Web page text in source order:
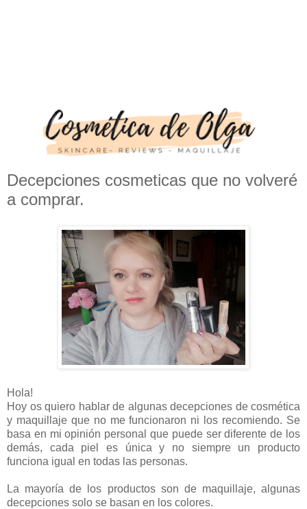
Decepciones cosmeticas que no volveré
a comprar.
Hola!
Hoy os quiero hablar de algunas decepciones de cosmética
y maquillaje que no me funcionaron ni los recomiendo. Se
basa en mi opinión personal que puede ser diferente de los
demás, cada piel es única y no siempre un producto
funciona igual en todas las personas.
La mayoría de los productos son de maquillaje, algunas
decepciones solo se basan en los colores.